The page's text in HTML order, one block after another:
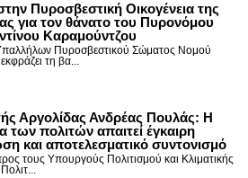
Πυροσβεστική Οικογένεια της
για τον θάνατο του Πυρονόμου
Καραμούντζου
Πυροσβεστικού Σώματος Νομού
τη βα...
Αργολίδας Ανδρέας Πουλάς: Η
των πολιτών απαιτεί έγκαιρη
και αποτελεσματικό συντονισμό
τους Υπουργούς Πολιτισμού και Κλιματικής